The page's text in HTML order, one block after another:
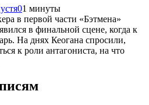
01 минуты
в первой части «Бэтмена»
в финальной сцене, когда к
На днях Кеогана спросили,
к роли антагониста, на что